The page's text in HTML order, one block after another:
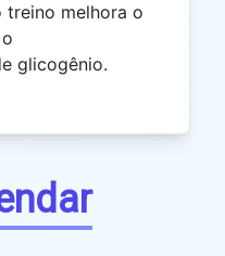
treino melhora o
glicogênio.